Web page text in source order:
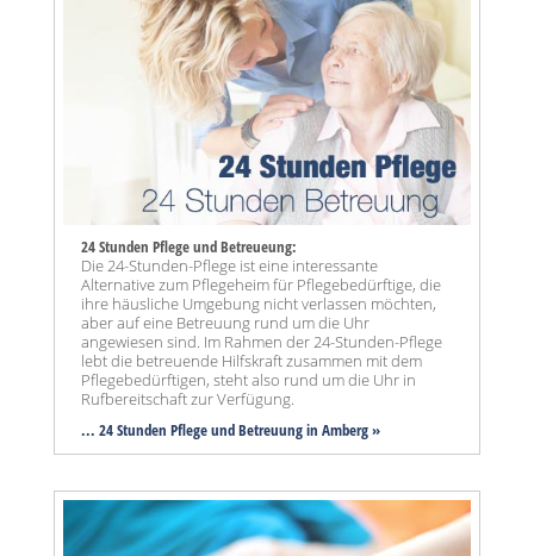
24 Stunden Pflege und Betreueung:
Die 24-Stunden-Pflege ist eine interessante
Alternative zum Pflegeheim für Pflegebedürftige, die
ihre häusliche Umgebung nicht verlassen möchten,
aber auf eine Betreuung rund um die Uhr
angewiesen sind. Im Rahmen der 24-Stunden-Pflege
lebt die betreuende Hilfskraft zusammen mit dem
Pflegebedürftigen, steht also rund um die Uhr in
Rufbereitschaft zur Verfügung.
... 24 Stunden Pflege und Betreuung in Amberg »